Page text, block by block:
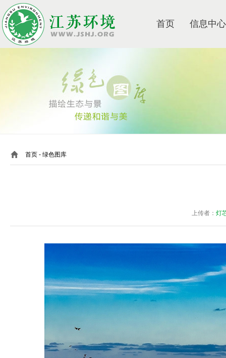
首页 信息中心
首页 - 绿色图库
上传者： 灯